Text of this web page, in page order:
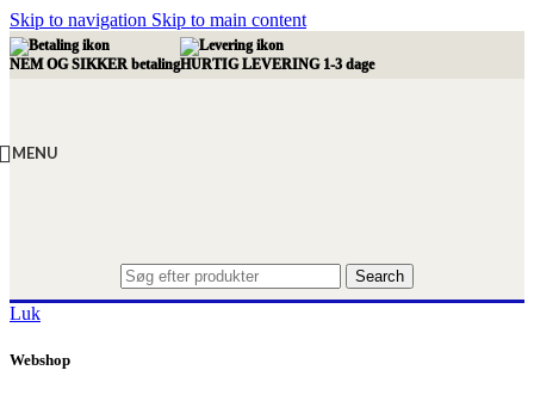
Skip to navigation Skip to main content
NEM OG SIKKER betalingHURTIG LEVERING 1-3 dage
MENU
Search
Luk
Webshop